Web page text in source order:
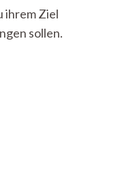
ihrem Ziel
sollen.